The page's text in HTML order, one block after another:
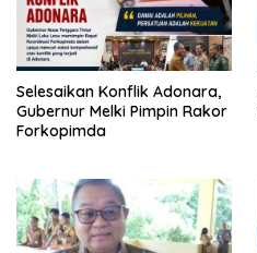
Selesaikan Konflik Adonara,
Gubernur Melki Pimpin Rakor
Forkopimda